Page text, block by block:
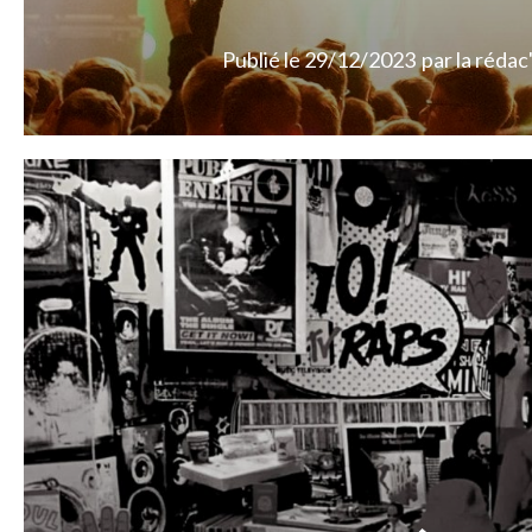
Publié le29/12/2023 parla rédac'